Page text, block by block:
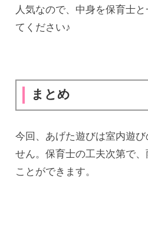
人気なので、中身を保育士
てください♪
まとめ
今回、あげた遊びは室内遊
せん。保育士の工夫次第で
ことができます。